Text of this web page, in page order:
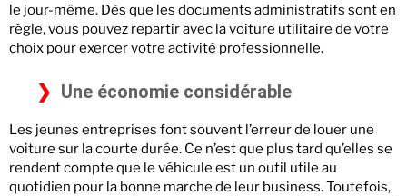
le jour-même. Dès que les documents administratifs sont en
règle, vous pouvez repartir avec la voiture utilitaire de votre
choix pour exercer votre activité professionnelle.
Une économie considérable
Les jeunes entreprises font souvent l’erreur de louer une
voiture sur la courte durée. Ce n’est que plus tard qu’elles se
rendent compte que le véhicule est un outil utile au
quotidien pour la bonne marche de leur business. Toutefois,